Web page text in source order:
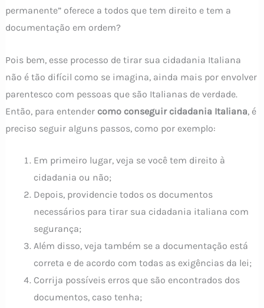
permanente” oferece a todos que tem direito e tem a
documentação em ordem?
Pois bem, esse processo de tirar sua cidadania Italiana
não é tão difícil como se imagina, ainda mais por envolver
parentesco com pessoas que são Italianas de verdade.
Então, para entender como conseguir cidadania Italiana, é
preciso seguir alguns passos, como por exemplo:
Em primeiro lugar, veja se você tem direito à
cidadania ou não;
Depois, providencie todos os documentos
necessários para tirar sua cidadania italiana com
segurança;
Além disso, veja também se a documentação está
correta e de acordo com todas as exigências da lei;
Corrija possíveis erros que são encontrados dos
documentos, caso tenha;